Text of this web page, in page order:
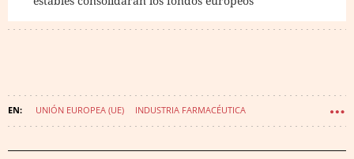
UNIÓN EUROPEA (UE) INDUSTRIA FARMACÉUTICA